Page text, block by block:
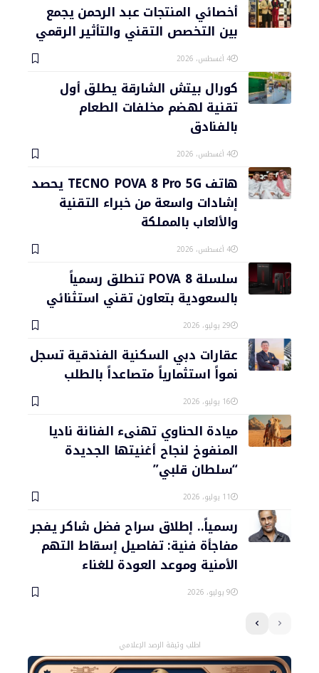
أخصائي المنتجات عبد الرحمن يجمع
بين التخصص التقني والتأثير الرقمي
4 أغسطس، 2026
كورال بيتش الشارقة يطلق أول
تقنية لهضم مخلفات الطعام
بالفنادق
4 أغسطس، 2026
هاتف TECNO POVA 8 Pro 5G يحصد
إشادات واسعة من خبراء التقنية
والألعاب بالمملكة
4 أغسطس، 2026
سلسلة POVA 8 تنطلق رسمياً
بالسعودية بتعاون تقني استثنائي
29 يوليو، 2026
عقارات دبي السكنية الفندقية تسجل
نمواً استثمارياً متصاعداً بالطلب
16 يوليو، 2026
ميادة الحناوي تهنىء الفنانة ناديا
المنفوخ لنجاح أغنيتها الجديدة
“سلطان قلبي”
11 يوليو، 2026
رسمياً.. إطلاق سراح فضل شاكر يفجر
مفاجأة فنية: تفاصيل إسقاط التهم
الأمنية وموعد العودة للغناء
9 يوليو، 2026
اطلب وثيقة الرصد الإعلامي